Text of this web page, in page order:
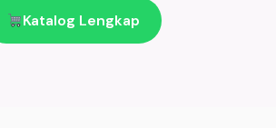
Katalog Lengkap